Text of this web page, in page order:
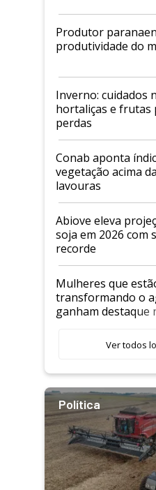
Produtor
produtividade do
Inverno: cuidados
hortaliças e frutas
perdas
Conab aponta
vegetação acima
lavouras
Abiove eleva
soja em 2026 com
recorde
Mulheres que
transformando o
ganham destaque
Ver todos
Política